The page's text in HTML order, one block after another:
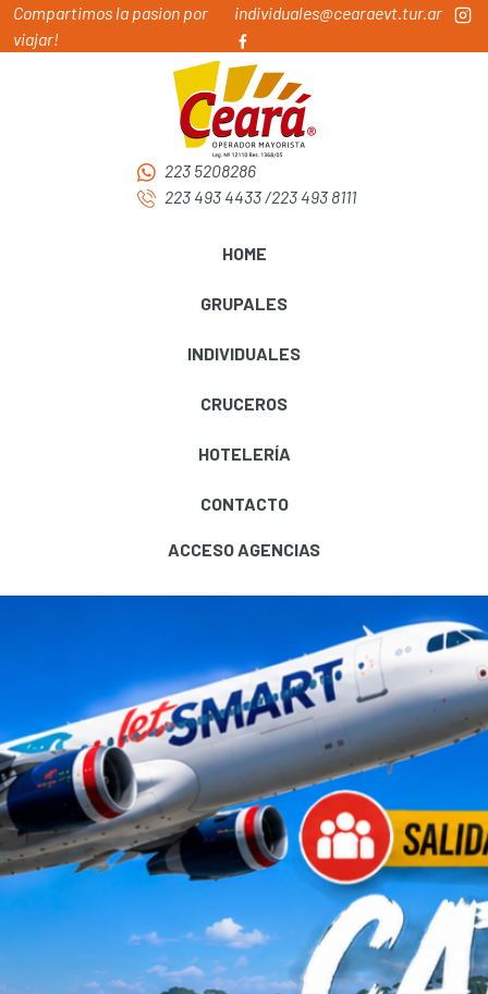
Compartimos la pasion por
viajar!
individuales@cearaevt.tur.ar
223 5208286
223 493 4433/223 493 8111
HOME
GRUPALES
INDIVIDUALES
CRUCEROS
HOTELERÍA
CONTACTO
ACCESO AGENCIAS